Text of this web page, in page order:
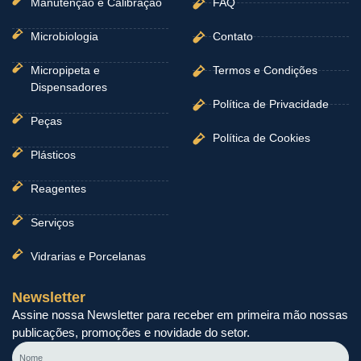
Manutenção e Calibração
Microbiologia
Micropipeta e
Dispensadores
Peças
Plásticos
Reagentes
Serviços
Vidrarias e Porcelanas
FAQ
Contato
Termos e Condições
Política de Privacidade
Política de Cookies
Newsletter
Assine nossa Newsletter para receber em primeira mão nossas
publicações, promoções e novidade do setor.
Nome